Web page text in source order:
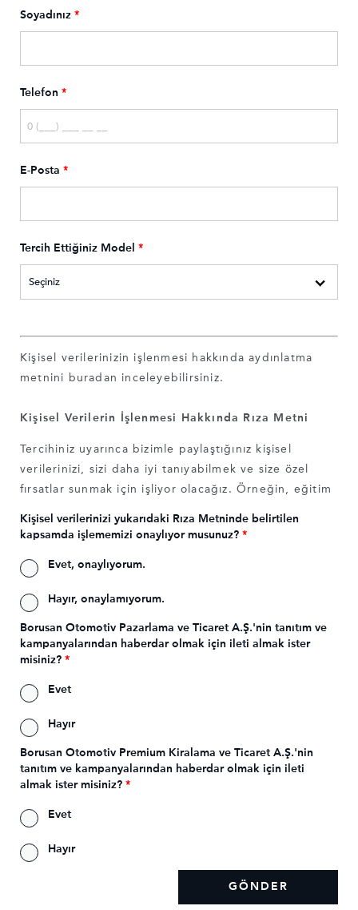
Soyadınız *
Telefon *
E-Posta *
Tercih Ettiğiniz Model *
Kişisel verilerinizin işlenmesi hakkında aydınlatma
metnini
buradan inceleyebilirsiniz.
Kişisel Verilerin İşlenmesi Hakkında Rıza Metni
Tercihiniz uyarınca bizimle paylaştığınız kişisel
verilerinizi, sizi daha iyi tanıyabilmek ve size özel
fırsatlar sunmak için işliyor olacağız. Örneğin, eğitim
özel fırsatlar tasarlamamızı ve sunmamızı isterseniz bu
yararlanmanızı sağlıyoruz. Bizimle bu kapsamdaki
belirtmek isteriz. Kişisel verilerinizi aşağıda belirtilen
kapsamda işleyebilmemiz için rıza vermek isterseniz
kutucuğu işaretleyebilirsiniz.
- İşlenmesi İstenen Kişisel Veriler:
alışkanlıklarınız ile ilgi alanlarınız; sizinle olan ilişkimiz
kapsamında sağladığınız müşteri işlem bilgileriniz;
satın alınan ürün, hizmet süreçlerinde veya anket ve
kampanyalarımızda sağladığınız pazarlama
bilgileriniz; mesleğiniz; medeni durumunuz, eğitim
durumunuz; kimlik ve iletişim bilgileriniz, bize
sağladığınız kişisel verilerinizin analizi sonucunda
Kişisel verilerinizi yukarıdaki Rıza Metninde belirtilen
kapsamda işlememizi onaylıyor musunuz? *
Evet, onaylıyorum.
Hayır, onaylamıyorum.
Borusan Otomotiv Pazarlama ve Ticaret A.Ş.'nin tanıtım ve
kampanyalarından haberdar olmak için ileti almak ister
misiniz? *
Evet
Hayır
Borusan Otomotiv Premium Kiralama ve Ticaret A.Ş.'nin
tanıtım ve kampanyalarından haberdar olmak için ileti
almak ister misiniz? *
Evet
Hayır